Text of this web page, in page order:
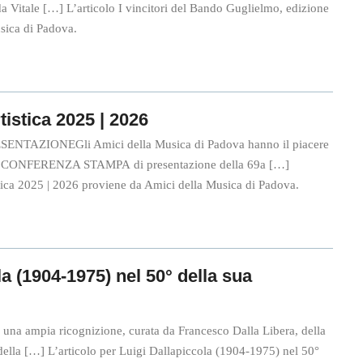
Vitale […] L’articolo I vincitori del Bando Guglielmo, edizione
di Padova.
2025 | 2026
Amici della Musica di Padova hanno il piacere
STAMPA di presentazione della 69a […]
2025 | 2026 proviene da Amici della Musica di Padova.
(1904-1975) nel 50° della sua
ampia ricognizione, curata da Francesco Dalla Libera, della
[…] L’articolo per Luigi Dallapiccola (1904-1975) nel 50°